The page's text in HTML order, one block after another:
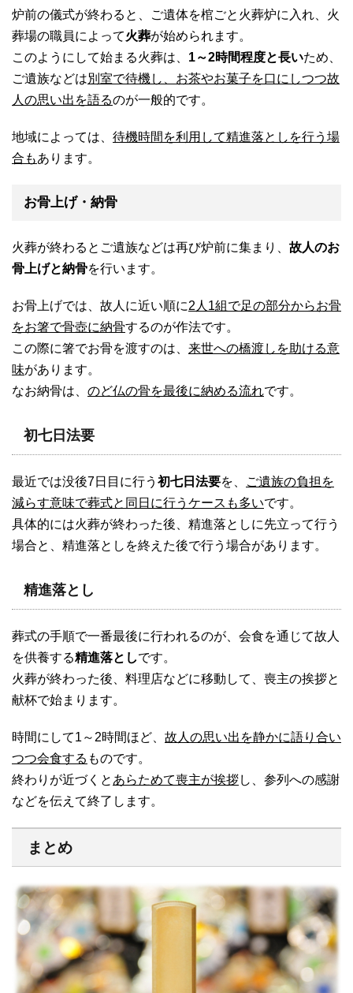
炉前の儀式が終わると、ご遺体を棺ごと火葬炉に入れ、火
葬場の職員によって火葬が始められます。
このようにして始まる火葬は、 1～2時間程度と長いため、
ご遺族などは別室で待機し、お茶やお菓子を口にしつつ故
人の思い出を語るのが一般的です。
地域によっては、 待機時間を利用して精進落としを行う場
合もあります。
お骨上げ・納骨
火葬が終わるとご遺族などは再び炉前に集まり、 故人のお
骨上げと納骨を行います。
お骨上げでは、故人に近い順に2人1組で足の部分からお骨
をお箸で骨壺に納骨するのが作法です。
この際に箸でお骨を渡すのは、 来世への橋渡しを助ける意
味があります。
なお納骨は、 のど仏の骨を最後に納める流れです。
初七日法要
最近では没後7日目に行う 初七日法要を、
ご遺族の負担を
減らす意味で葬式と同日に行うケースも多いです。
具体的には火葬が終わった後、精進落としに先立って行う
場合と、精進落としを終えた後で行う場合があります。
精進落とし
葬式の手順で一番最後に行われるのが、会食を通じて故人
を供養する精進落としです。
火葬が終わった後、料理店などに移動して、喪主の挨拶と
献杯で始まります。
時間にして1～2時間ほど、 故人の思い出を静かに語り合い
つつ会食する ものです。
終わりが近づくと あらためて喪主が挨拶し、参列への感謝
などを伝えて終了します。
まとめ